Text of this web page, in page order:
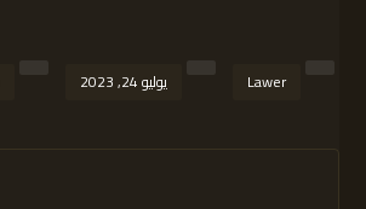
Lawer يوليو 24, 2023